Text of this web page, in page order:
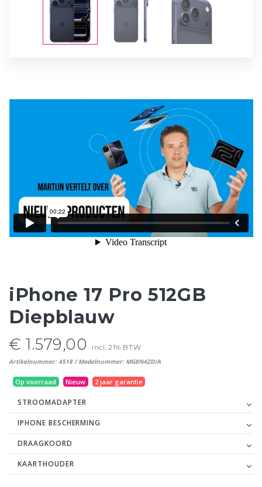
iPhone 17 Pro 512GB
Diepblauw
€ 1.579,00 incl. 21% BTW
Artikelnummer: 4518 / Modelnummer: MG8N4ZD/A
Op voorraad Nieuw 2 jaar garantie
STROOMADAPTER
IPHONE BESCHERMING
DRAAGKOORD
KAARTHOUDER